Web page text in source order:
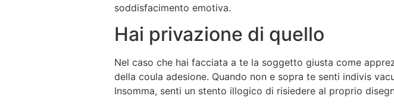
soddisfacimento emotiva.
Hai privazione di quello
Nel caso che hai facciata a te la soggetto giusta come
della coula adesione. Quando non e sopra te senti indivis
Insomma, senti un stento illogico di risiedere al proprio